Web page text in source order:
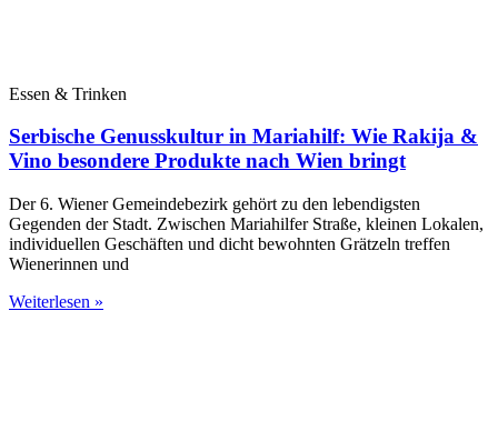
Essen & Trinken
Serbische Genusskultur in Mariahilf: Wie Rakija &
Vino besondere Produkte nach Wien bringt
Der 6. Wiener Gemeindebezirk gehört zu den lebendigsten
Gegenden der Stadt. Zwischen Mariahilfer Straße, kleinen Lokalen,
individuellen Geschäften und dicht bewohnten Grätzeln treffen
Wienerinnen und
Weiterlesen »